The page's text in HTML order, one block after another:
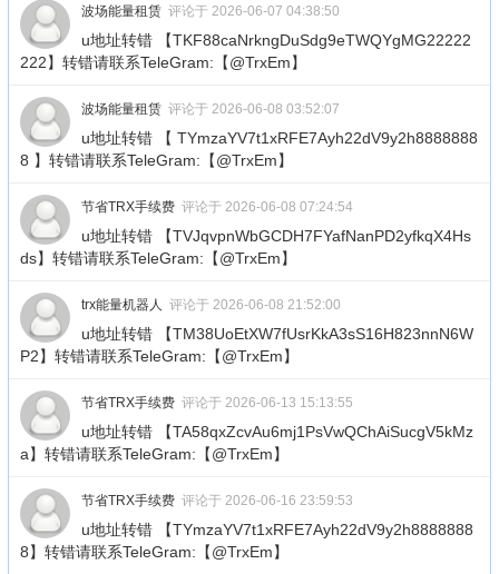
波场能量租赁 评论于 2026-06-07 04:38:50
u地址转错 【TKF88caNrkngDuSdg9eTWQYgMG22222
222】转错请联系TeleGram:【@TrxEm】
波场能量租赁 评论于 2026-06-08 03:52:07
u地址转错 【 TYmzaYV7t1xRFE7Ayh22dV9y2h8888888
8 】转错请联系TeleGram:【@TrxEm】
节省TRX手续费 评论于 2026-06-08 07:24:54
u地址转错 【TVJqvpnWbGCDH7FYafNanPD2yfkqX4Hs
ds】转错请联系TeleGram:【@TrxEm】
trx能量机器人 评论于 2026-06-08 21:52:00
u地址转错 【TM38UoEtXW7fUsrKkA3sS16H823nnN6W
P2】转错请联系TeleGram:【@TrxEm】
节省TRX手续费 评论于 2026-06-13 15:13:55
u地址转错 【TA58qxZcvAu6mj1PsVwQChAiSucgV5kMz
a】转错请联系TeleGram:【@TrxEm】
节省TRX手续费 评论于 2026-06-16 23:59:53
u地址转错 【TYmzaYV7t1xRFE7Ayh22dV9y2h8888888
8】转错请联系TeleGram:【@TrxEm】